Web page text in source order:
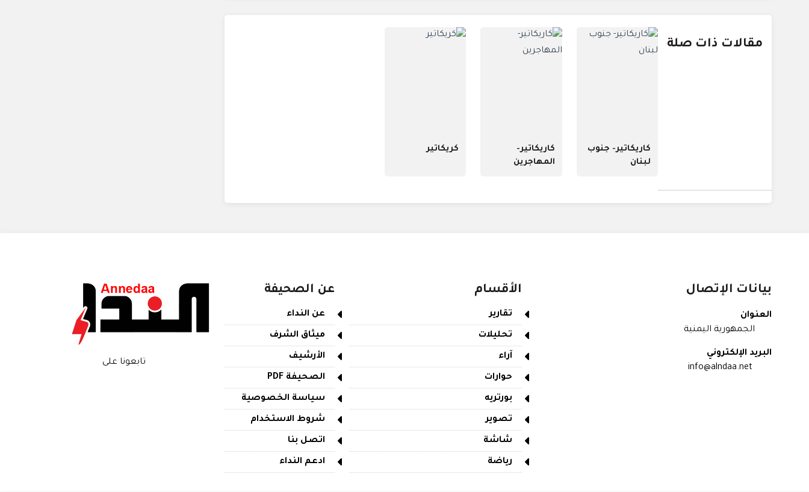
مقالات ذات صلة
كاريكاتير- جنوب
لبنان
كاريكاتير-
المهاجرين
كريكاتير
بيانات الإتصال
العنوان
الجمهورية اليمنية
البريد الإلكتروني
info@alndaa.net
الأقسام
تقارير
تحليلات
آراء
حوارات
بورتريه
تصوير
شاشة
رياضة
عن الصحيفة
عن النداء
ميثاق الشرف
الأرشيف
الصحيفة PDF
سياسة الخصوصية
شروط الاستخدام
اتصل بنا
ادعم النداء
تابعونا على